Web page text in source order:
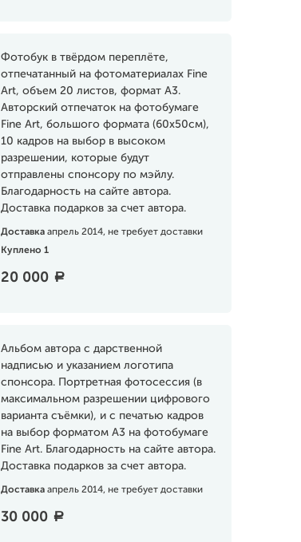
Фотобук в твёрдом переплёте,
отпечатанный на фотоматериалах Fine
Art, объем 20 листов, формат А3.
Авторский отпечаток на фотобумаге
Fine Art, большого формата (60х50см),
10 кадров на выбор в высоком
разрешении, которые будут
отправлены спонсору по мэйлу.
Благодарность на сайте автора.
Доставка подарков за счет автора.
Доставка апрель 2014, не требует доставки
Куплено 1
20 000 a
Альбом автора с дарственной
надписью и указанием логотипа
спонсора. Портретная фотосессия (в
максимальном разрешении цифрового
варианта съёмки), и с печатью кадров
на выбор форматом А3 на фотобумаге
Fine Art. Благодарность на сайте автора.
Доставка подарков за счет автора.
Доставка апрель 2014, не требует доставки
30 000 a